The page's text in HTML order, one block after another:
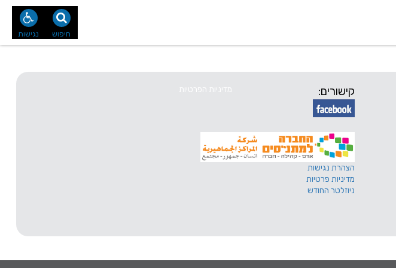
נגישות חיפוש
קישורים:
הצהרת נגישות
מדיניות פרטיות
ניוזלטר החודש
מדיניות הפרטיות